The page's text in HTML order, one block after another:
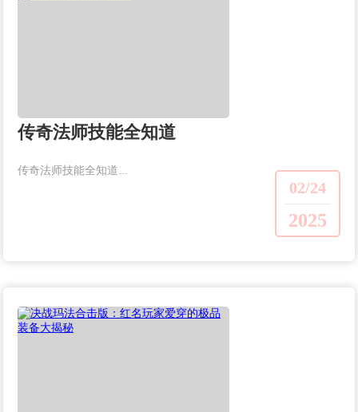
传奇法师技能全知道
02/24
2025
传奇法师技能全知道...